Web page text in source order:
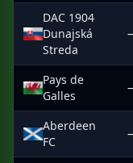
DAC 1904
Dunajská
Streda
Pays de
Galles
Aberdeen
FC